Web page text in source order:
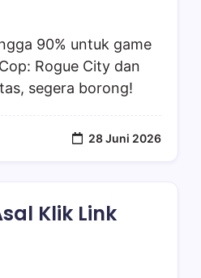
90% untuk game
Rogue City dan
segera borong!
28 Juni 2026
Klik Link